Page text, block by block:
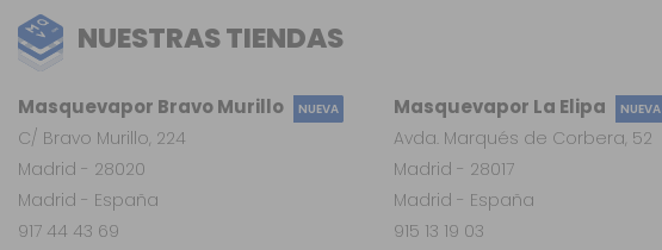
NUESTRAS TIENDAS
Masquevapor La Elipa NUEVA
Avda. Marqués de Corbera, 52
Madrid - 28017
Madrid - España
915 13 19 03
Masquevapor Bravo Murillo NUEVA
C/ Bravo Murillo, 224
Madrid - 28020
Madrid - España
917 44 43 69